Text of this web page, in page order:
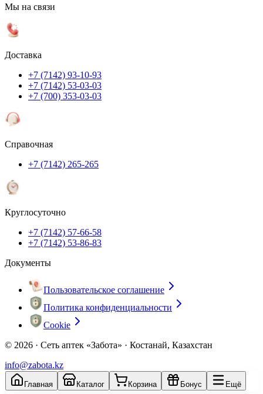
Мы на связи
Доставка
+7 (7142) 93-10-93
+7 (7142) 53-03-03
+7 (700) 353-03-03
Справочная
+7 (7142) 265-265
Круглосуточно
+7 (7142) 57-66-58
+7 (7142) 53-86-83
Документы
Пользовательское соглашение
Политика конфиденциальности
Cookie
© 2026 · Сеть аптек «Забота» · Костанай, Казахстан
info@zabota.kz
Главная Каталог Корзина Бонус Ещё